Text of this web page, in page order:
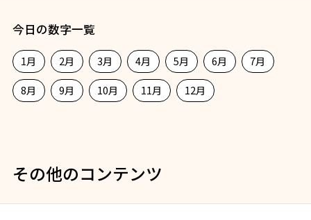
今日の数字一覧
1月 2月 3月 4月 5月 6月
7月
8月
9月 10月 11月 12月
その他のコンテンツ